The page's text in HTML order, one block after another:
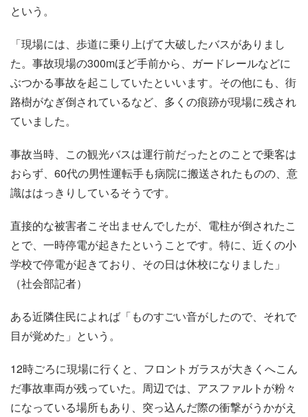
という。
「現場には、歩道に乗り上げて大破したバスがありまし
た。事故現場の300mほど手前から、ガードレールなどに
ぶつかる事故を起こしていたといいます。その他にも、街
路樹がなぎ倒されているなど、多くの痕跡が現場に残され
ていました。
事故当時、この観光バスは運行前だったとのことで乗客は
おらず、60代の男性運転手も病院に搬送されたものの、意
識ははっきりしているそうです。
直接的な被害者こそ出ませんでしたが、電柱が倒されたこ
とで、一時停電が起きたということです。特に、近くの小
学校で停電が起きており、その日は休校になりました」
（社会部記者）
ある近隣住民によれば「ものすごい音がしたので、それで
目が覚めた」という。
12時ごろに現場に行くと、フロントガラスが大きくへこん
だ事故車両が残っていた。周辺では、アスファルトが粉々
になっている場所もあり、突っ込んだ際の衝撃がうかがえ